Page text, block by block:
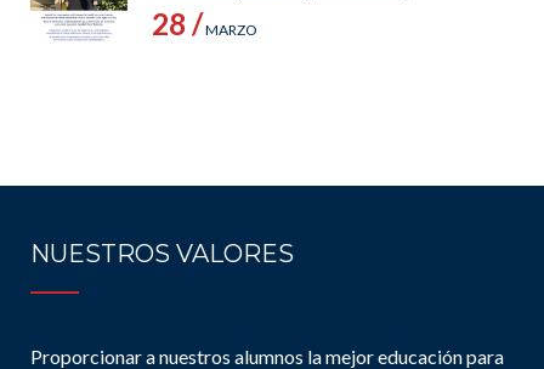
28 /MARZO
NUESTROS VALORES
Proporcionar a nuestros alumnos la mejor educación para